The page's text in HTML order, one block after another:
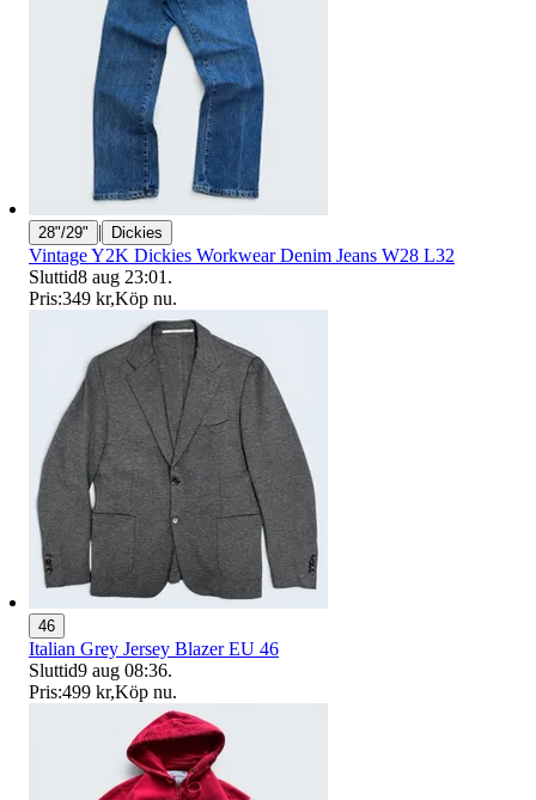
28"/29" | Dickies
Vintage Y2K Dickies Workwear Denim Jeans W28 L32
Sluttid8 aug 23:01 .
Pris:349 kr,Köp nu.
46
Italian Grey Jersey Blazer EU 46
Sluttid9 aug 08:36.
Pris:499 kr,Köp nu.